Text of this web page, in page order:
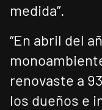
medida”.
“En abril del
renovaste a
los dueños e